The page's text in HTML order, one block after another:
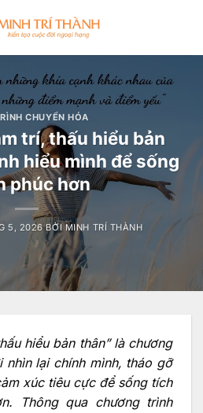
CHUYỂN HÓA
trí, thấu hiểu bản
hiểu mình để sống
phúc hơn
5, 2026 BỞIMINH TRÍ THÀNH
hiểu bản thân” là chương
nhìn lại chính mình, tháo gỡ
xúc tiêu cực để sống tích
Thông qua chương trình